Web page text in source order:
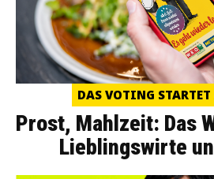
DAS VOTING
Prost, Mahlzeit: Das
Lieblingswirte